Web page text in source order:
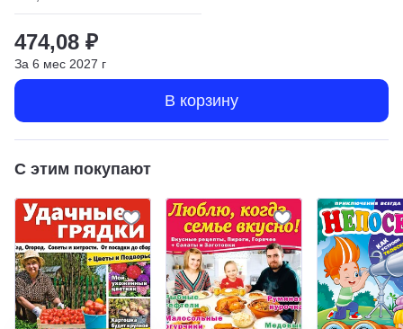
474,08 ₽
За 6 мес 2027 г
В корзину
С этим покупают